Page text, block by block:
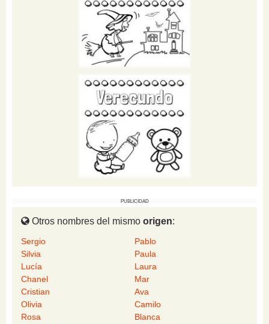
PUBLICIDAD
Otros nombres del mismo origen:
Sergio
Pablo
Silvia
Paula
Lucía
Laura
Chanel
Mar
Cristian
Ava
Olivia
Camilo
Rosa
Blanca